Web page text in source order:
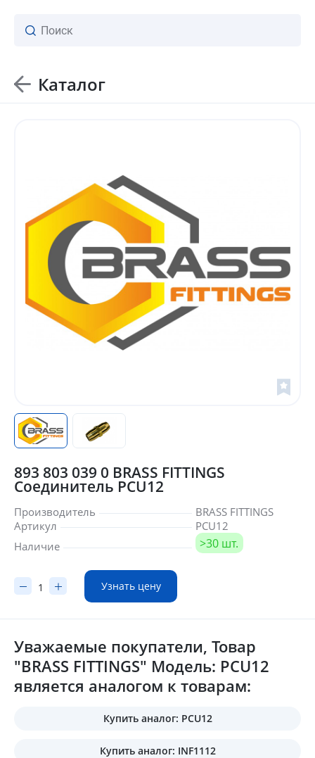
Каталог
893 803 039 0 BRASS FITTINGS
Соединитель PCU12
Производитель
BRASS FITTINGS
Артикул
PCU12
Наличие
>30 шт.
Узнать цену
Уважаемые покупатели, Товар
"BRASS FITTINGS" Модель: PCU12
является аналогом к товарам:
Купить аналог: PCU12
Купить аналог: INF1112